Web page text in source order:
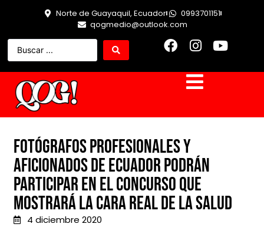
Norte de Guayaquil, Ecuador
0993701151
qogmedio@outlook.com
Fotógrafos profesionales y
aficionados de Ecuador podrán
participar en el concurso que
mostrará la cara real de la salud
4 diciembre 2020